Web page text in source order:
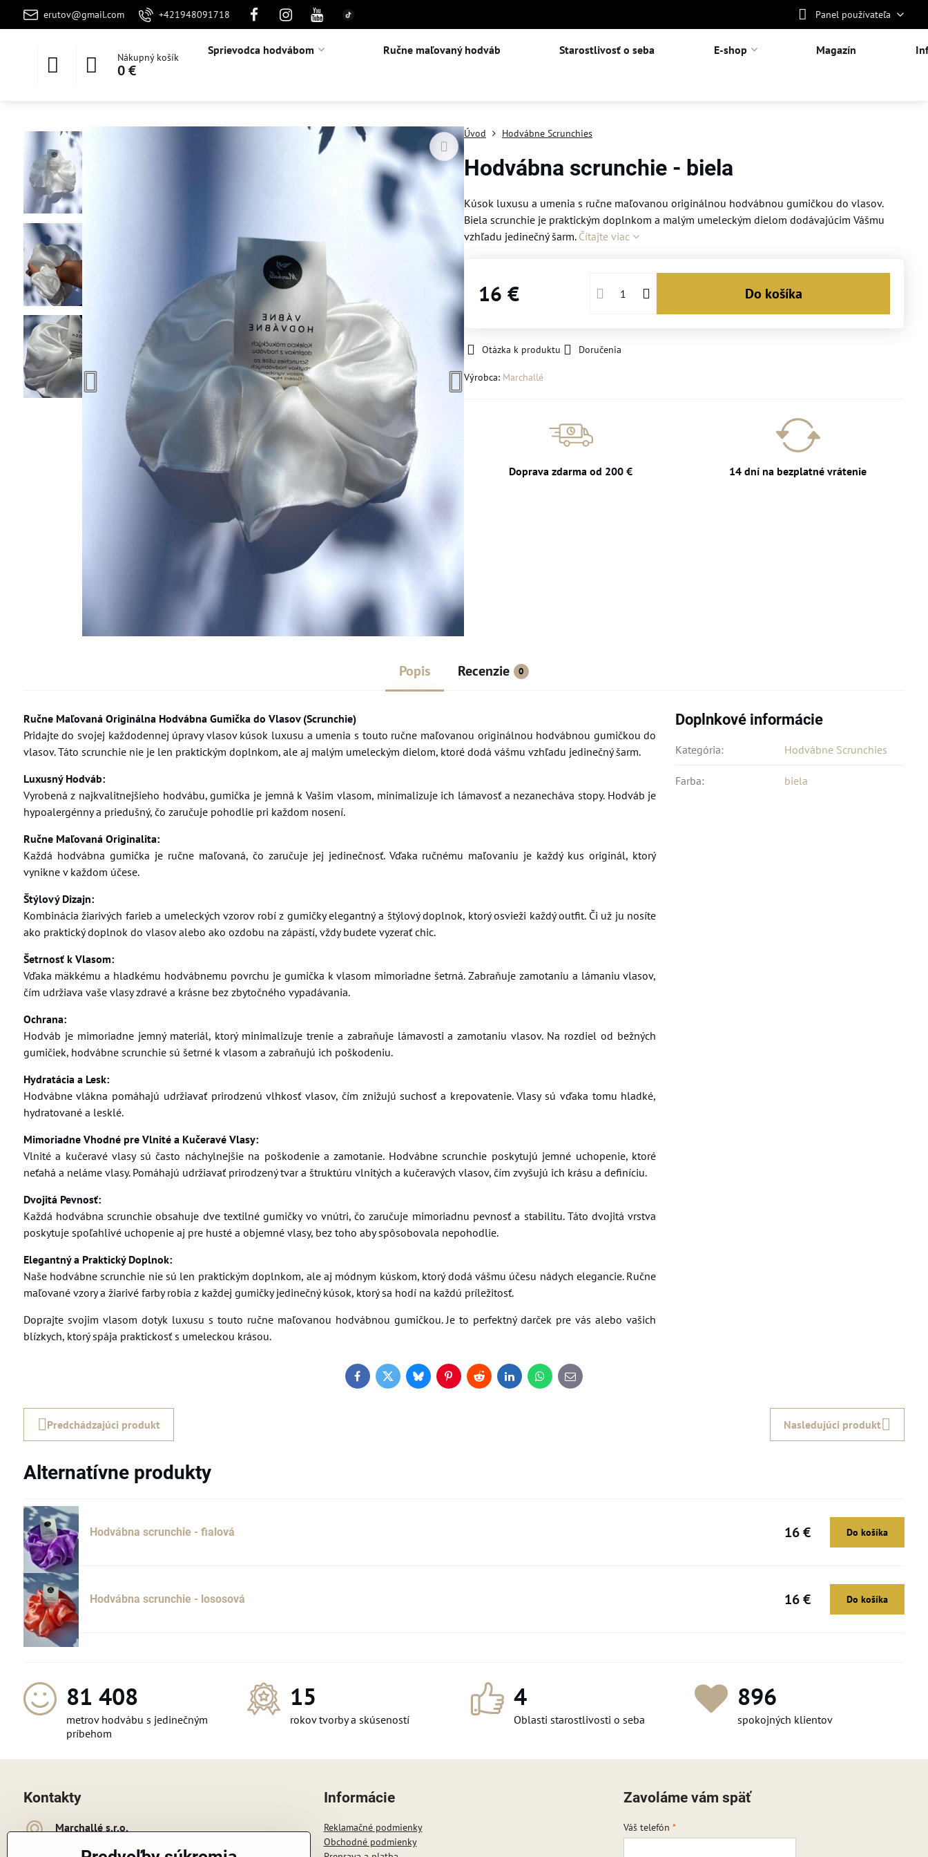
erutov@gmail.com +421948091718 Panel používateľa
Nákupný košík
0 €
Sprievodca hodvábom Ručne maľovaný hodváb Starostlivosť o seba E-shop Magazín
Úvod Hodvábne Scrunchies
Hodvábna scrunchie - biela
Kúsok luxusu a umenia s ručne maľovanou originálnou hodvábnou gumičkou do vlasov.
Biela scrunchie je praktickým doplnkom a malým umeleckým dielom dodávajúcim Vášmu
vzhľadu jedinečný šarm. Čítajte viac
16 € Do košíka
Otázka k produktu Doručenia
Výrobca: Marchallé
Doprava zdarma od 200 € 14 dní na bezplatné vrátenie
Popis Recenzie 0
Ručne Maľovaná Originálna Hodvábna Gumička do Vlasov (Scrunchie)
Pridajte do svojej každodennej úpravy vlasov kúsok luxusu a umenia s touto ručne maľovanou originálnou hodvábnou gumičkou do
vlasov. Táto scrunchie nie je len praktickým doplnkom, ale aj malým umeleckým dielom, ktoré dodá vášmu vzhľadu jedinečný šarm.
Luxusný Hodváb:
Vyrobená z najkvalitnejšieho hodvábu, gumička je jemná k Vašim vlasom, minimalizuje ich lámavosť a nezanecháva stopy. Hodváb je
hypoalergénny a priedušný, čo zaručuje pohodlie pri každom nosení.
Ručne Maľovaná Originalita:
Každá hodvábna gumička je ručne maľovaná, čo zaručuje jej jedinečnosť. Vďaka ručnému maľovaniu je každý kus originál, ktorý
vynikne v každom účese.
Štýlový Dizajn:
Kombinácia žiarivých farieb a umeleckých vzorov robí z gumičky elegantný a štýlový doplnok, ktorý osvieži každý outfit. Či už ju nosíte
ako praktický doplnok do vlasov alebo ako ozdobu na zápästí, vždy budete vyzerať chic.
Šetrnosť k Vlasom:
Vďaka mäkkému a hladkému hodvábnemu povrchu je gumička k vlasom mimoriadne šetrná. Zabraňuje zamotaniu a lámaniu vlasov,
čím udržiava vaše vlasy zdravé a krásne bez zbytočného vypadávania.
Ochrana:
Hodváb je mimoriadne jemný materiál, ktorý minimalizuje trenie a zabraňuje lámavosti a zamotaniu vlasov. Na rozdiel od bežných
gumičiek, hodvábne scrunchie sú šetrné k vlasom a zabraňujú ich poškodeniu.
Hydratácia a Lesk:
Hodvábne vlákna pomáhajú udržiavať prirodzenú vlhkosť vlasov, čím znižujú suchosť a krepovatenie. Vlasy sú vďaka tomu hladké,
hydratované a lesklé.
Mimoriadne Vhodné pre Vlnité a Kučeravé Vlasy:
Vlnité a kučeravé vlasy sú často náchylnejšie na poškodenie a zamotanie. Hodvábne scrunchie poskytujú jemné uchopenie, ktoré
neťahá a neláme vlasy. Pomáhajú udržiavať prirodzený tvar a štruktúru vlnitých a kučeravých vlasov, čím zvyšujú ich krásu a definíciu.
Dvojitá Pevnosť:
Každá hodvábna scrunchie obsahuje dve textilné gumičky vo vnútri, čo zaručuje mimoriadnu pevnosť a stabilitu. Táto dvojitá vrstva
poskytuje spoľahlivé uchopenie aj pre husté a objemné vlasy, bez toho aby spôsobovala nepohodlie.
Elegantný a Praktický Doplnok:
Naše hodvábne scrunchie nie sú len praktickým doplnkom, ale aj módnym kúskom, ktorý dodá vášmu účesu nádych elegancie. Ručne
maľované vzory a žiarivé farby robia z každej gumičky jedinečný kúsok, ktorý sa hodí na každú príležitosť.
Doprajte svojim vlasom dotyk luxusu s touto ručne maľovanou hodvábnou gumičkou. Je to perfektný darček pre vás alebo vašich
blízkych, ktorý spája praktickosť s umeleckou krásou.
Doplnkové informácie
Kategória: Hodvábne Scrunchies
Farba: biela
FacebookTwitterBlueskyPinterestRedditLinkedInWhatsApp
E-
mail
Predchádzajúci produkt Nasledujúci produkt
Alternatívne produkty
Hodvábna scrunchie - fialová 16 € Do košíka
Hodvábna scrunchie - lososová 16 € Do košíka
112 572
metrov hodvábu s jedinečným
príbehom
15
rokov tvorby a skúseností
4
Oblasti starostlivosti o seba
1 239
spokojných klientov
Kontakty
Marchallé s​​.r​​.o​​.
Informácie
Reklamačné podmienky
Obchodné podmienky
Zavoláme vám späť
Váš telefón*